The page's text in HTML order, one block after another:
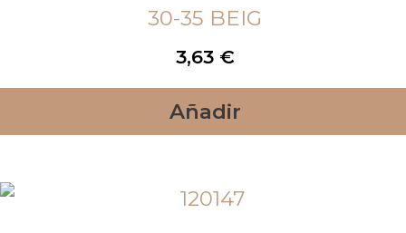
30-35 BEIG
3,63 €
Añadir